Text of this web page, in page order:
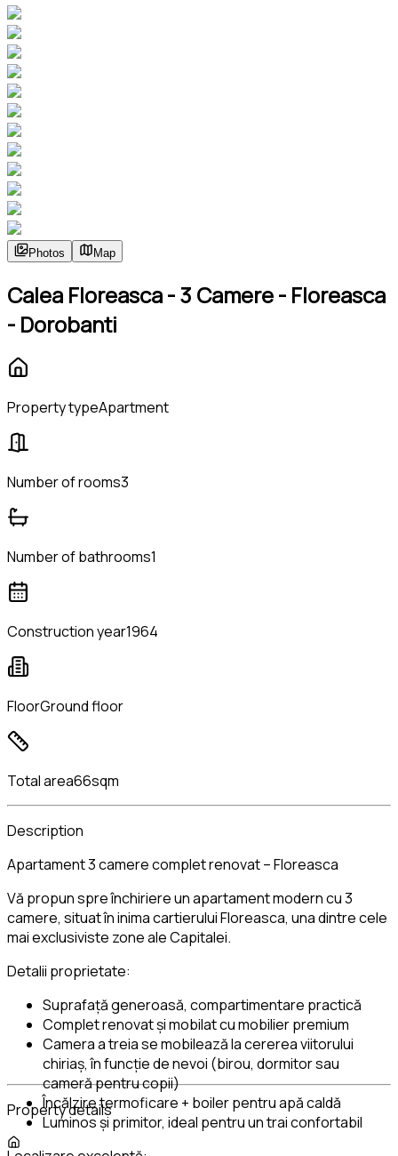
Photos Map
Calea Floreasca - 3 Camere - Floreasca
- Dorobanti
Property typeApartment
Number of rooms3
Number of bathrooms1
Construction year1964
FloorGround floor
Total area66sqm
Description
Apartament 3 camere complet renovat – Floreasca
Vă propun spre închiriere un apartament modern cu 3
camere, situat în inima cartierului Floreasca, una dintre cele
mai exclusiviste zone ale Capitalei.
Detalii proprietate:
Suprafață generoasă, compartimentare practică
Complet renovat și mobilat cu mobilier premium
Camera a treia se mobilează la cererea viitorului
chiriaș, în funcție de nevoi (birou, dormitor sau
cameră pentru copii)
Încălzire termoficare + boiler pentru apă caldă
Luminos și primitor, ideal pentru un trai confortabil
Property details